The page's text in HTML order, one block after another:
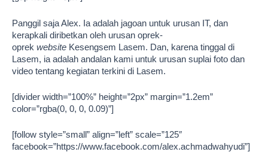
Panggil saja Alex. Ia adalah jagoan untuk urusan IT, dan
kerapkali diribetkan oleh urusan oprek-
oprek website Kesengsem Lasem. Dan, karena tinggal di
Lasem, ia adalah andalan kami untuk urusan suplai foto dan
video tentang kegiatan terkini di Lasem.
[divider width=”100%” height=”2px” margin=”1.2em”
color=”rgba(0, 0, 0, 0.09)”]
[follow style=”small” align=”left” scale=”125″
facebook=”https://www.facebook.com/alex.achmadwahyudi”]